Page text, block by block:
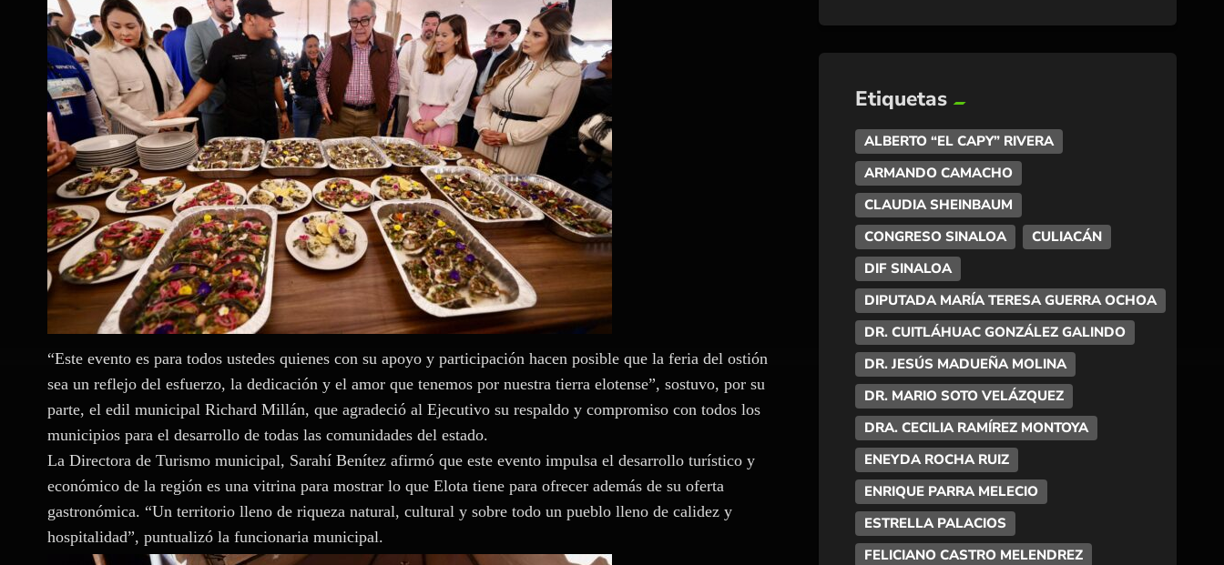
“Este evento es para todos ustedes quienes con su apoyo y participación hacen posible que la feria del ostión
sea un reflejo del esfuerzo, la dedicación y el amor que tenemos por nuestra tierra elotense”, sostuvo, por su
parte, el edil municipal Richard Millán, que agradeció al Ejecutivo su respaldo y compromiso con todos los
municipios para el desarrollo de todas las comunidades del estado.
La Directora de Turismo municipal, Sarahí Benítez afirmó que este evento impulsa el desarrollo turístico y
económico de la región es una vitrina para mostrar lo que Elota tiene para ofrecer además de su oferta
gastronómica. “Un territorio lleno de riqueza natural, cultural y sobre todo un pueblo lleno de calidez y
hospitalidad”, puntualizó la funcionaria municipal.
Etiquetas
ALBERTO “EL CAPY” RIVERA
ARMANDO CAMACHO
CLAUDIA SHEINBAUM
CONGRESO SINALOA
CULIACÁN
DIF SINALOA
DIPUTADA MARÍA TERESA GUERRA OCHOA
DR. CUITLÁHUAC GONZÁLEZ GALINDO
DR. JESÚS MADUEÑA MOLINA
DR. MARIO SOTO VELÁZQUEZ
DRA. CECILIA RAMÍREZ MONTOYA
ENEYDA ROCHA RUIZ
ENRIQUE PARRA MELECIO
ESTRELLA PALACIOS
FELICIANO CASTRO MELENDREZ